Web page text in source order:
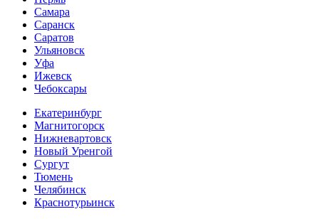
Самара
Саранск
Саратов
Ульяновск
Уфа
Ижевск
Чебоксары
Екатеринбург
Магнитогорск
Нижневартовск
Новый Уренгой
Сургут
Тюмень
Челябинск
Краснотурьинск